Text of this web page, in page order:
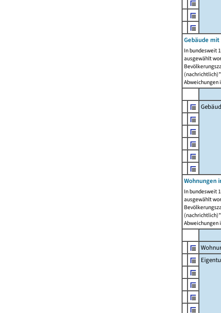
Gebäude mit
In bundesweit
ausgewählt
Abweichungen
Wohnungen
In bundesweit
ausgewählt
Abweichungen